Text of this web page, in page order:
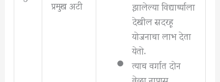
प्रमुख अटी झालेल्या विद्यार्थ्याला
देखील सदरहू
योजनाचा लाभ देता
येतो.
त्याच वर्गात दोन